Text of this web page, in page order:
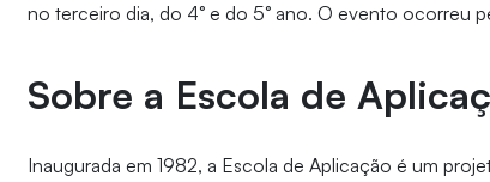
no terceiro dia, do 4° e do 5° ano. O evento ocorreu
Sobre a Escola de
Inaugurada em 1982, a Escola de Aplicação é um